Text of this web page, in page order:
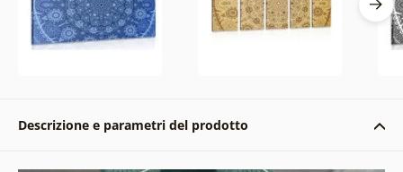
Descrizione e parametri del prodotto